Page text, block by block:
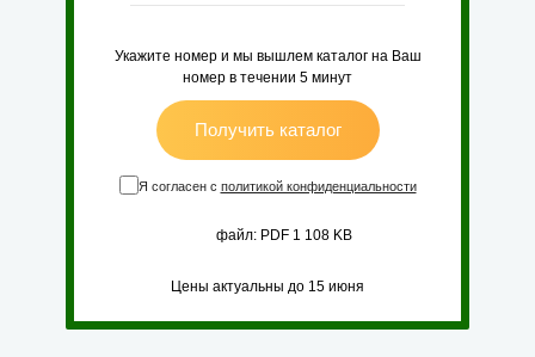
Укажите номер и мы вышлем каталог наВаш
номер в течении 5 минут
Получить каталог
Я согласен с политикой конфиденциальности
файл: PDF 1 108 KB
Цены актуальны до 15 июня